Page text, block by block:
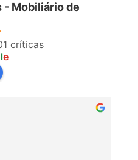
um certificado ( test
internacional aprovado,
- Mobiliário de
críticas
le